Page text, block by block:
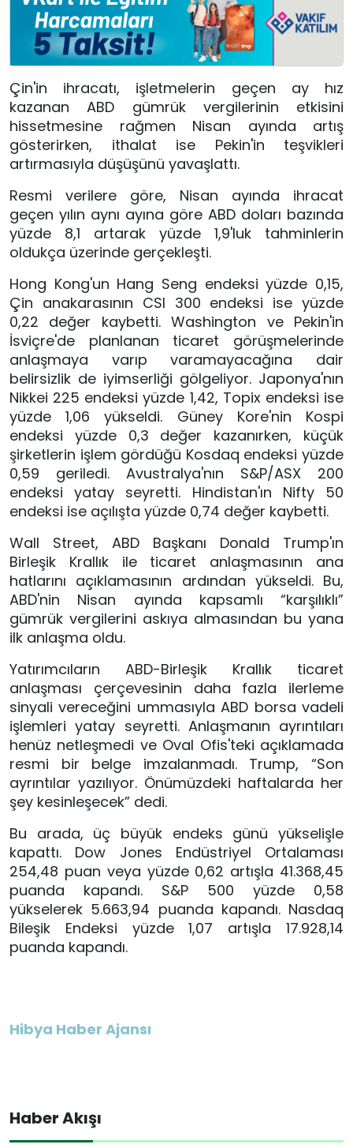
Çin'in ihracatı, işletmelerin geçen ay hız
kazanan ABD gümrük vergilerinin etkisini
hissetmesine rağmen Nisan ayında artış
gösterirken, ithalat ise Pekin'in teşvikleri
artırmasıyla düşüşünü yavaşlattı.
Resmi verilere göre, Nisan ayında ihracat
geçen yılın aynı ayına göre ABD doları bazında
yüzde 8,1 artarak yüzde 1,9'luk tahminlerin
oldukça üzerinde gerçekleşti.
Hong Kong'un Hang Seng endeksi yüzde 0,15,
Çin anakarasının CSI 300 endeksi ise yüzde
0,22 değer kaybetti. Washington ve Pekin'in
İsviçre'de planlanan ticaret görüşmelerinde
anlaşmaya varıp varamayacağına dair
belirsizlik de iyimserliği gölgeliyor. Japonya'nın
Nikkei 225 endeksi yüzde 1,42, Topix endeksi ise
yüzde 1,06 yükseldi. Güney Kore'nin Kospi
endeksi yüzde 0,3 değer kazanırken, küçük
şirketlerin işlem gördüğü Kosdaq endeksi yüzde
0,59 geriledi. Avustralya'nın S&P/ASX 200
endeksi yatay seyretti. Hindistan'ın Nifty 50
endeksi ise açılışta yüzde 0,74 değer kaybetti.
Wall Street, ABD Başkanı Donald Trump'ın
Birleşik Krallık ile ticaret anlaşmasının ana
hatlarını açıklamasının ardından yükseldi. Bu,
ABD'nin Nisan ayında kapsamlı “karşılıklı”
gümrük vergilerini askıya almasından bu yana
ilk anlaşma oldu.
Yatırımcıların ABD-Birleşik Krallık ticaret
anlaşması çerçevesinin daha fazla ilerleme
sinyali vereceğini ummasıyla ABD borsa vadeli
işlemleri yatay seyretti. Anlaşmanın ayrıntıları
henüz netleşmedi ve Oval Ofis'teki açıklamada
resmi bir belge imzalanmadı. Trump, “Son
ayrıntılar yazılıyor. Önümüzdeki haftalarda her
şey kesinleşecek” dedi.
Bu arada, üç büyük endeks günü yükselişle
kapattı. Dow Jones Endüstriyel Ortalaması
254,48 puan veya yüzde 0,62 artışla 41.368,45
puanda kapandı. S&P 500 yüzde 0,58
yükselerek 5.663,94 puanda kapandı. Nasdaq
Bileşik Endeksi yüzde 1,07 artışla 17.928,14
puanda kapandı.
Hibya Haber Ajansı
Haber Akışı